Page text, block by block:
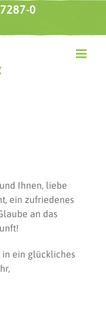
0
Ihnen, liebe
ein zufriedenes
an das
in ein glückliches